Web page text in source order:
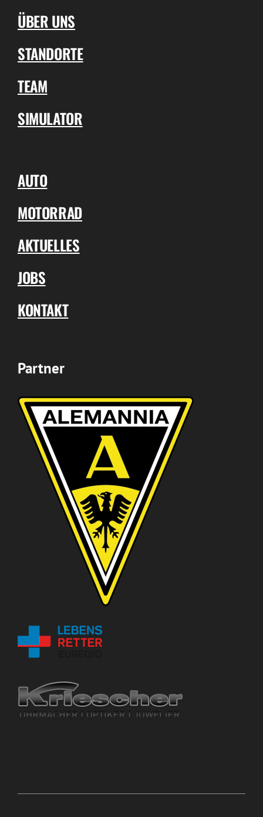
ÜBER UNS
STANDORTE
TEAM
SIMULATOR
AUTO
MOTORRAD
AKTUELLES
JOBS
KONTAKT
Partner